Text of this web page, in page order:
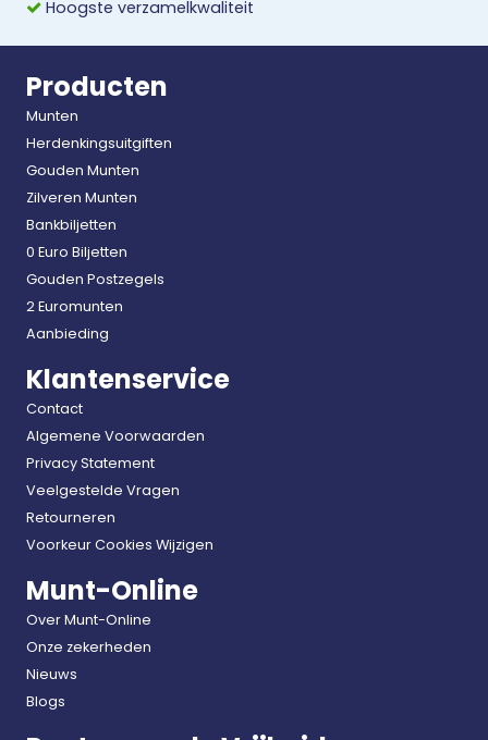
Hoogste verzamelkwaliteit
Producten
Munten
Herdenkingsuitgiften
Gouden Munten
Zilveren Munten
Bankbiljetten
0 Euro Biljetten
Gouden Postzegels
2 Euromunten
Aanbieding
Klantenservice
Contact
Algemene Voorwaarden
Privacy Statement
Veelgestelde Vragen
Retourneren
Voorkeur Cookies Wijzigen
Munt-Online
Over Munt-Online
Onze zekerheden
Nieuws
Blogs